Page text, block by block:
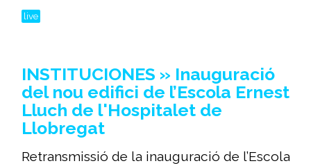
live
INSTITUCIONES » Inauguració
del nou edifici de l’Escola Ernest
Lluch de l'Hospitalet de
Llobregat
Retransmissió de la inauguració de l’Escola